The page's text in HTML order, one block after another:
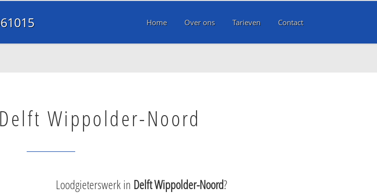
Home Over ons Tarieven Contact
Wippolder-Noord
Loodgieterswerk in Delft Wippolder-Noord?